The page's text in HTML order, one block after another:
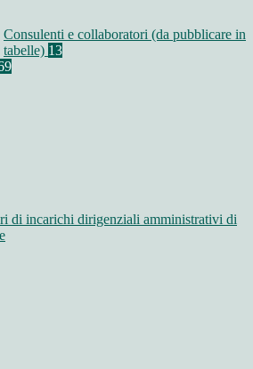
Consulenti e collaboratori (da pubblicare in
tabelle) 13
di incarichi dirigenziali amministrativi di